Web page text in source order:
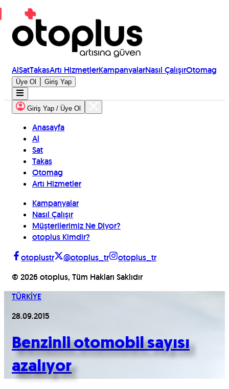
AlSatTakasArtı HizmetlerKampanyalarNasıl ÇalışırOtomag
Üye Ol Giriş Yap
Giriş Yap / Üye Ol
Anasayfa
Al
Sat
Takas
Otomag
Artı Hizmetler
Kampanyalar
Nasıl Çalışır
Müşterilerimiz Ne Diyor?
otoplus Kimdir?
otoplustr
@otoplus_tr
otoplus_tr
© 2026 otoplus, Tüm Hakları Saklıdır
TÜRKİYE
28.09.2015
Benzinli otomobil sayısı
azalıyor